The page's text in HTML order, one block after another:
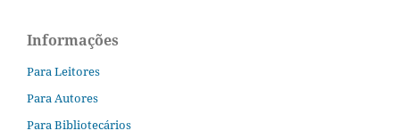
Informações
Para Leitores
Para Autores
Para Bibliotecários